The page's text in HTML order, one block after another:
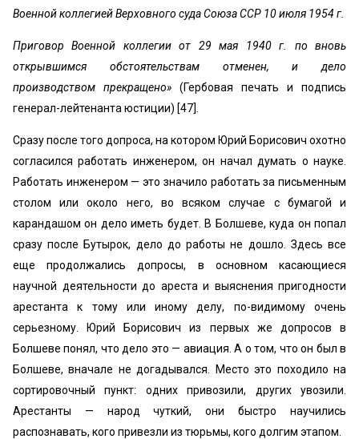
Военной коллегией Верховного суда Союза ССР 10 июля 1954 г.
Приговор Военной коллегии от 29 мая 1940 г. по вновь
открывшимся обстоятельствам отменен, и дело
производством прекращено» (Гербовая печать и подпись
генерал-лейтенанта юстиции) [47].
Сразу после того допроса, на котором Юрий Борисович охотно
согласился работать инженером, он начал думать о науке.
Работать инженером — это значило работать за письменным
столом или около него, во всяком случае с бумагой и
карандашом он дело иметь будет. В Болшеве, куда он попал
сразу после Бутырок, дело до работы не дошло. Здесь все
еще продолжались допросы, в основном касающиеся
научной деятельности до ареста и выяснения пригодности
арестанта к тому или иному делу, по-видимому очень
серьезному. Юрий Борисович из первых же допросов в
Болшеве понял, что дело это — авиация. А о том, что он был в
Болшеве, вначале не догадывался. Место это походило на
сортировочный пункт: одних привозили, других увозили.
Арестанты — народ чуткий, они быстро научились
распознавать, кого привезли из тюрьмы, кого долгим этапом.